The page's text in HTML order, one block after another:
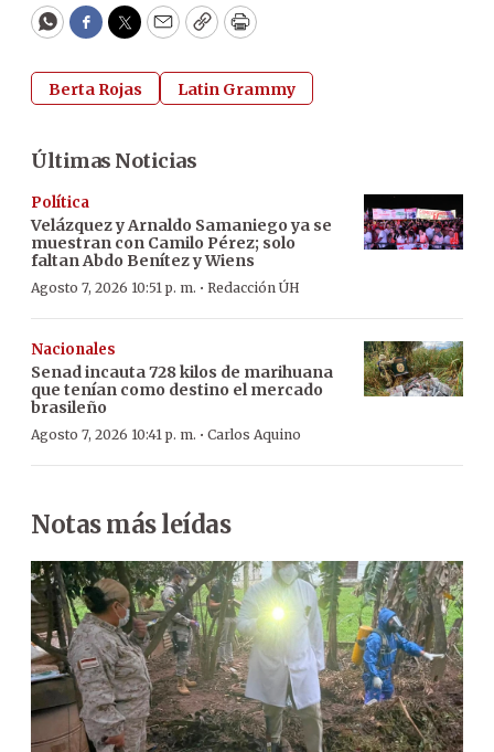
WhatsApp
Facebook
Twitter
EmailCopyPrint
Berta Rojas Latin Grammy
Últimas Noticias
Política
Velázquez y Arnaldo Samaniego ya se
muestran con Camilo Pérez; solo
faltan Abdo Benítez y Wiens
Agosto 7, 2026 10:51 p. m. · Redacción ÚH
Nacionales
Senad incauta 728 kilos de marihuana
que tenían como destino el mercado
brasileño
Agosto 7, 2026 10:41 p. m. · Carlos Aquino
Notas más leídas